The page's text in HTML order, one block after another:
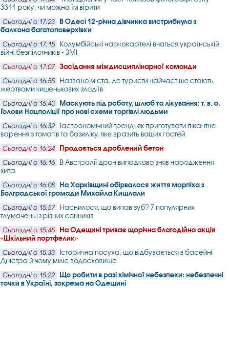
3311 року: чи можна їм вірити
Сьогодні о 17:23
В Одесі 12-річна дівчинка вистрибнула з
балкона багатоповерхівки
Сьогодні о 17:15
Колумбійські наркокартелі вчаться українській
війні безпілотників - ЗМІ
Сьогодні о 17:07 Засідання міждисциплінарної команди
Сьогодні о 16:55
Названо міста, де туристи найчастіше стають
жертвами кишенькових злодіїв
Сьогодні о 16:43
Маскують під роботу, шлюб та лікування: т. в. о.
Голови Нацполіції про нові схеми торгівлі людьми
Сьогодні о 16:32
Гастрономічний тренд: як приготувати пікантне
варення з томатів та базиліку, яке вразить ваших гостей
Сьогодні о 16:24 Продається дроблений бетон
Сьогодні о 16:16
В Австралії дрон випадково зняв народження
кита
Сьогодні о 16:08
На Харківщині обірвалося життя морпіха з
Болградської громади Михайла Кишлали
Сьогодні о 15:57
Наснилося, що випав зуб? 7 популярних
тлумачень із різних сонників
Сьогодні о 15:45
На Одещині триває щорічна благодійна акція
«Шкільний портфелик»
Сьогодні о 15:33
Історична посуха: що відбувається в басейні
Дністра й чому міліє водосховище
Сьогодні о 15:22
Що робити в разі хімічної небезпеки: небезпечні
точки в Україні, зокрема на Одещині